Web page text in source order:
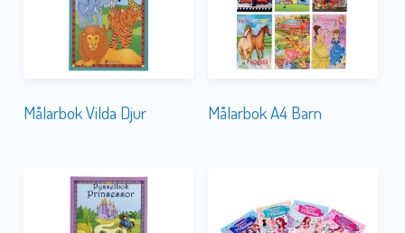
Målarbok Vilda Djur Målarbok A4 Barn